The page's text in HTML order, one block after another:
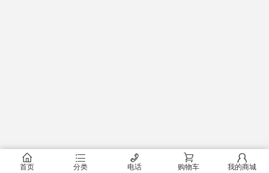
󰂠
首页
󰂦
分类
󰄫
电话
󰂟
购物车
󰂢
我的商城